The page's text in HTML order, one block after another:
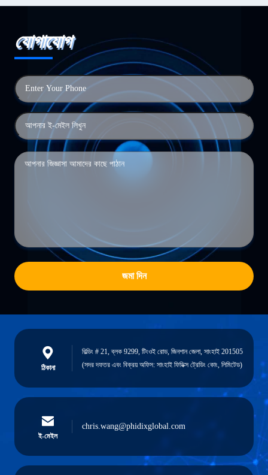
যোগাযোগ
জমা দিন
ঠিকানা
বিল্ডিং # 21, ব্লক 9299, টিংওই রোড, জিনশান জেলা, সাংহাই 201505
(সদর দফতর এবং বিক্রয় অফিস: সাংহাই ফিডিক্স ট্রেডিং কোং, লিমিটেড)
ই-মেইল
chris.wang@phidixglobal.com